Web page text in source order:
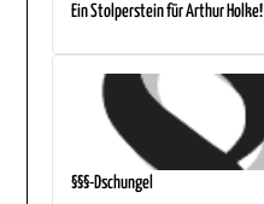
Ein Stolperstein für Arthur Holke!
§§§-Dschungel